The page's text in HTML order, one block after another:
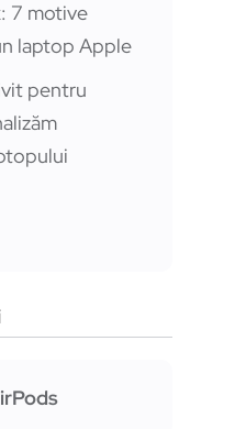
7 motive
laptop Apple
pentru